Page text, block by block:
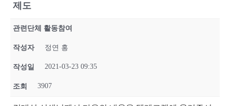
제도
관련단체 활동참여
작성자 정연 홍
작성일 2021-03-23 09:35
조회 3907